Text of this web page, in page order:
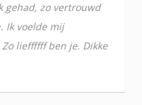
gehad, zo vertrouwd
Ik voelde mij
lieffffff ben je. Dikke